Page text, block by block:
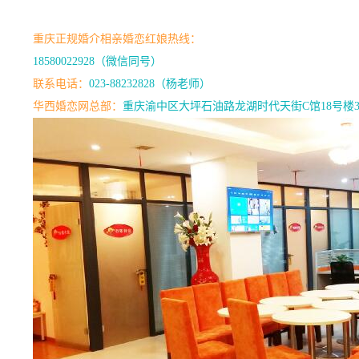
重庆正规婚介相亲婚恋红娘热线：
18580022928（微信同号）
联系电话： 023-88232828（杨老师）
华西婚恋网总部： 重庆渝中区大坪石油路龙湖时代天街C馆18号楼